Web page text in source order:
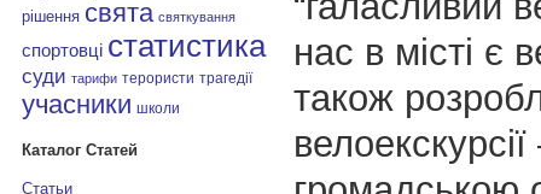
рішення свята святкування
спортовці статистика
суди тарифи терористи трагедії
учасники школи
Каталог Статей
Статьи
нас в місті є
також